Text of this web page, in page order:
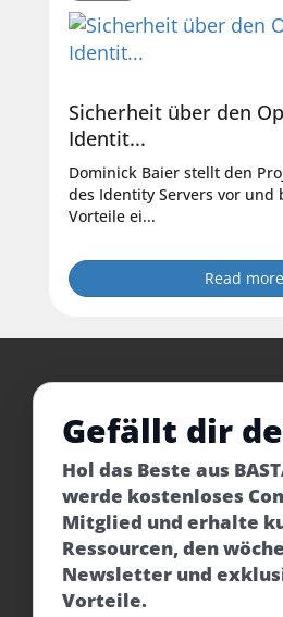
Sicherheit über den
Identit...
Dominick Baier stellt den
des Identity Servers vor und
Vorteile ei...
Read more
Gefällt dir
Hol das Beste aus
werde kostenloses
Mitglied und erhalte
Ressourcen, den
Newsletter und
Vorteile.